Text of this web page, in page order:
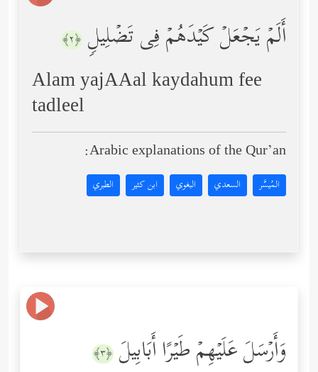
أَلَمۡ یَجۡعَلۡ كَیۡدَهُمۡ فِی تَضۡلِیلࣲ ﴿٢﴾
Alam yajAAal kaydahum fee
tadleel
Arabic explanations of the Qur’an:
المُيسَّر السعدي البغوي ابن كثير الطبري
وَأَرۡسَلَ عَلَیۡهِمۡ طَیۡرًا أَبَابِیلَ ﴿٣﴾